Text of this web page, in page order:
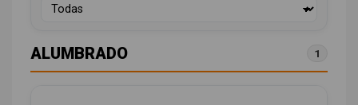
ALUMBRADO 1